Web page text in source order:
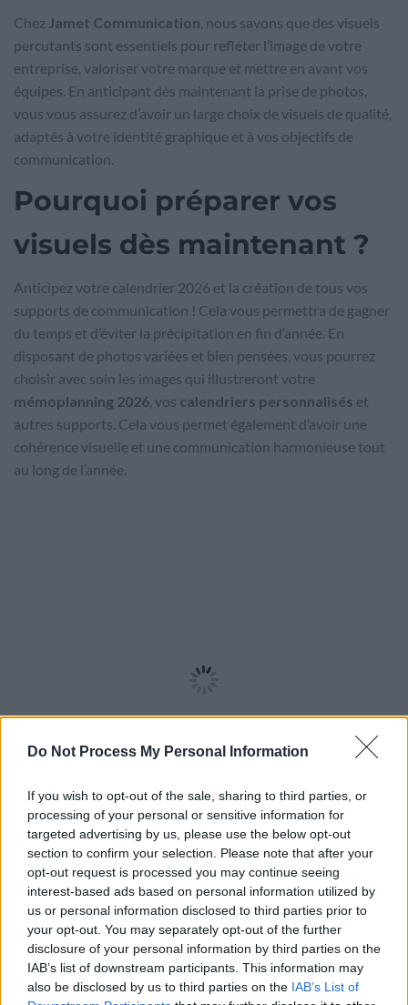
Do Not Process My Personal Information
If you wish to opt-out of the sale, sharing to third parties, or
processing of your personal or sensitive information for
targeted advertising by us, please use the below opt-out
section to confirm your selection. Please note that after your
opt-out request is processed you may continue seeing
interest-based ads based on personal information utilized by
us or personal information disclosed to third parties prior to
your opt-out. You may separately opt-out of the further
disclosure of your personal information by third parties on the
IAB’s list of downstream participants. This information may
also be disclosed by us to third parties on the IAB’s List of
Chez Jamet Communication, nous savons que des visuels
percutants sont essentiels pour refléter l’image de votre
entreprise, valoriser votre marque et mettre en avant vos
équipes. En anticipant dès maintenant la prise de photos,
vous vous assurez d’avoir un large choix de visuels de qualité,
adaptés à votre identité graphique et à vos objectifs de
communication.
Pourquoi préparer vos
visuels dès maintenant ?
Anticipez votre calendrier 2026 et la création de tous vos
supports de communication ! Cela vous permettra de gagner
du temps et d’éviter la précipitation en fin d’année. En
disposant de photos variées et bien pensées, vous pourrez
choisir avec soin les images qui illustreront votre
mémoplanning 2026, vos calendriers personnalisés et
autres supports. Cela vous permet également d’avoir une
cohérence visuelle et une communication harmonieuse tout
au long de l’année.
Nos conseils pour des
photos réussies :
Profitez de la lumière naturelle du printemps pour des
clichés lumineux et professionnels.